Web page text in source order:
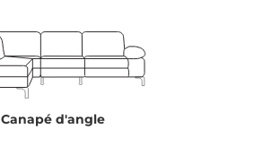
Canapé d'angle